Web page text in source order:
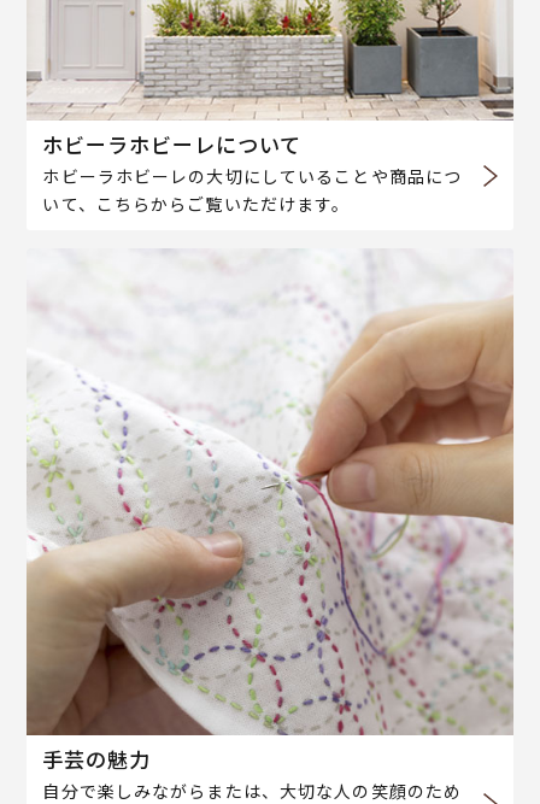
ホビーラホビーレについて
ホビーラホビーレの大切にしていることや商品につ
いて、こちらからご覧いただけます。
手芸の魅力
自分で楽しみながらまたは、大切な人の笑顔のため